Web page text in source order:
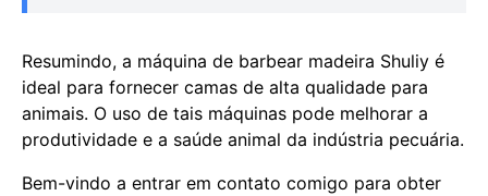
Resumindo, a máquina de barbear madeira Shuliy é
ideal para fornecer camas de alta qualidade para
animais. O uso de tais máquinas pode melhorar a
produtividade e a saúde animal da indústria pecuária.
Bem-vindo a entrar em contato comigo para obter